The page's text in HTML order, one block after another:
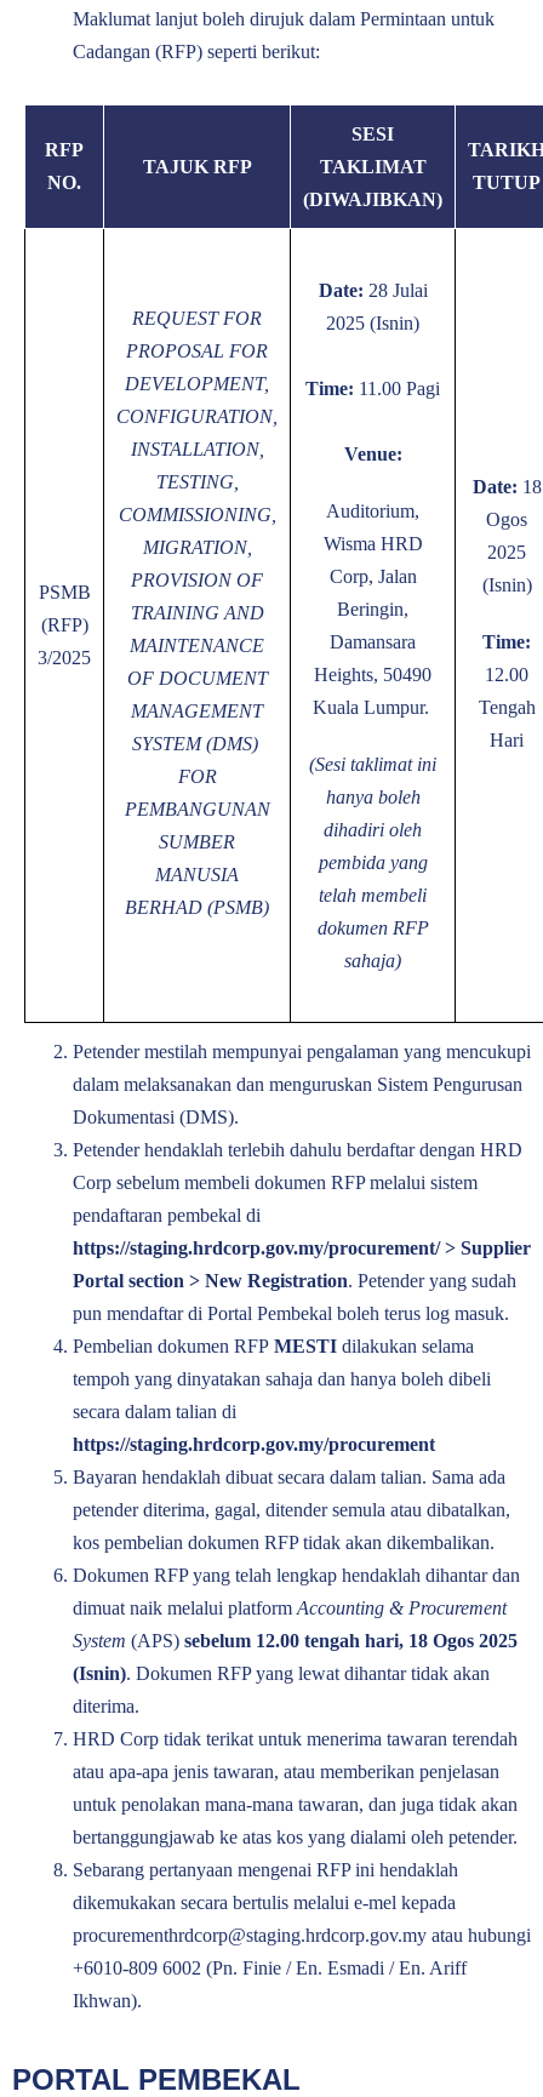
Maklumat lanjut boleh dirujuk dalam Permintaan untuk
Cadangan (RFP) seperti berikut:
RFP
NO.
TAJUK RFP
SESI
TAKLIMAT
(DIWAJIBKAN)
TUTUP
PSMB
(RFP)
3/2025
REQUEST FOR
PROPOSAL FOR
DEVELOPMENT,
CONFIGURATION,
INSTALLATION,
TESTING,
COMMISSIONING,
MIGRATION,
PROVISION OF
TRAINING AND
MAINTENANCE
OF DOCUMENT
MANAGEMENT
SYSTEM (DMS)
FOR
PEMBANGUNAN
SUMBER
MANUSIA
BERHAD (PSMB)
Date: 28Julai
2025 (Isnin)
Time: 11.00 Pagi
Venue:
Auditorium,
Wisma HRD
Corp, Jalan
Beringin,
Damansara
Heights, 50490
Kuala Lumpur.
(Sesi taklimat ini
hanya boleh
dihadiri oleh
pembida yang
telah membeli
dokumen RFP
sahaja)
Date: 18
Ogos
2025
(Isnin)
Time:
12.00
Tengah
Hari
Petender mestilah mempunyai pengalaman yang mencukupi
dalam melaksanakan dan menguruskan Sistem Pengurusan
Dokumentasi (DMS).
Petender hendaklah terlebih dahulu berdaftar dengan HRD
Corp sebelum membeli dokumen RFP melalui sistem
pendaftaran pembekal di
https://staging.hrdcorp.gov.my/procurement/ > Supplier
Portal section > New Registration. Petender yang sudah
pun mendaftar di Portal Pembekal boleh terus log masuk.
Pembelian dokumen RFP MESTI dilakukan selama
tempoh yang dinyatakan sahaja dan hanya boleh dibeli
secara dalam talian di
https://staging.hrdcorp.gov.my/procurement
Bayaran hendaklah dibuat secara dalam talian. Sama ada
petender diterima, gagal, ditender semula atau dibatalkan,
kos pembelian dokumen RFP tidak akan dikembalikan.
Dokumen RFP yang telah lengkap hendaklah dihantar dan
dimuat naik melalui platform Accounting & Procurement
System (APS) sebelum 12.00 tengah hari, 18 Ogos 2025
(Isnin). Dokumen RFP yang lewat dihantar tidak akan
diterima.
HRD Corp tidak terikat untuk menerima tawaran terendah
atau apa-apa jenis tawaran, atau memberikan penjelasan
untuk penolakan mana-mana tawaran, dan juga tidak akan
bertanggungjawab ke atas kos yang dialami oleh petender.
Sebarang pertanyaan mengenai RFP ini hendaklah
dikemukakan secara bertulis melalui e-mel kepada
procurementhrdcorp@staging.hrdcorp.gov.my atau hubungi
+6010-809 6002 (Pn. Finie / En. Esmadi / En. Ariff
Ikhwan).
PORTAL PEMBEKAL